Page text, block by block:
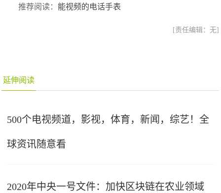
推荐阅读： 能视频的电话手表
[责任编辑：无]
延伸阅读
500个电视频道，影视，体育，新闻，综艺！全
球资讯随意看
2020年中央一号文件：加快区块链在农业领域